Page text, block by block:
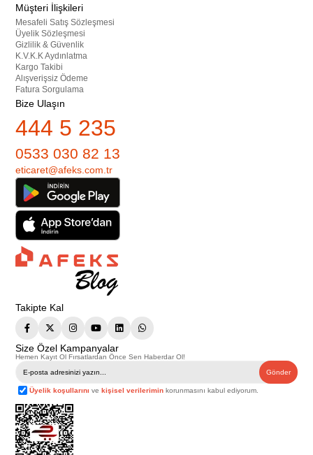
Müşteri İlişkileri
Mesafeli Satış Sözleşmesi
Üyelik Sözleşmesi
Gizlilik & Güvenlik
K.V.K.K Aydınlatma
Kargo Takibi
Alışverişsiz Ödeme
Fatura Sorgulama
Bize Ulaşın
444 5 235
0533 030 82 13
eticaret@afeks.com.tr
Takipte Kal
Size Özel Kampanyalar
Hemen Kayıt Ol Fırsatlardan Önce Sen Haberdar Ol!
Gönder
Üyelik koşullarını vekişisel verilerimin korunmasını kabul ediyorum.